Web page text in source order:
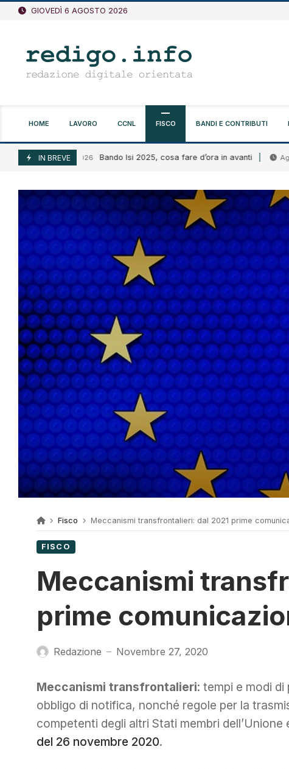
Vai
GIOVEDÌ 6 AGOSTO 2026
HOME LAVORO CCNL FISCO BANDI E CONTRIBUTI
IN BREVE
Agosto 6, 2026 Bando Isi 2025, cosa fare d’ora in avanti Agosto
Fisco Meccanismi transfrontalieri: dal 2021 prime
FISCO
Meccanismi
prime
Redazione — Novembre 27, 2020
Meccanismi transfrontalieri: tempi e modi
obbligo di notifica, nonché regole per la
competenti degli altri Stati membri
del 26 novembre 2020.